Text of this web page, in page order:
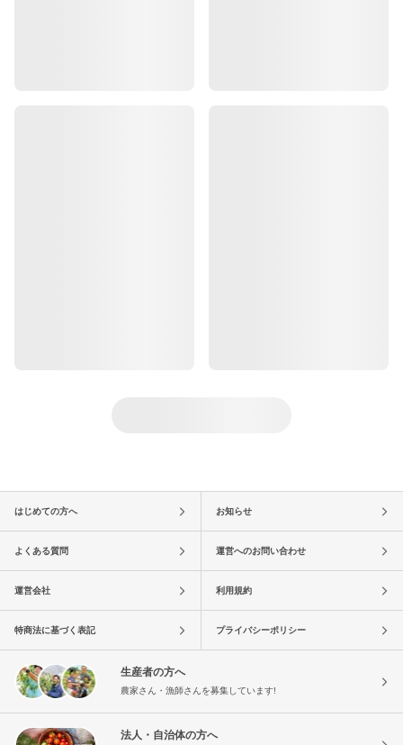
はじめての方へ お知らせ
よくある質問 運営へのお問い合わせ
運営会社 利用規約
特商法に基づく表記 プライバシーポリシー
生産者の方へ
農家さん・漁師さんを募集しています!
法人・自治体の方へ